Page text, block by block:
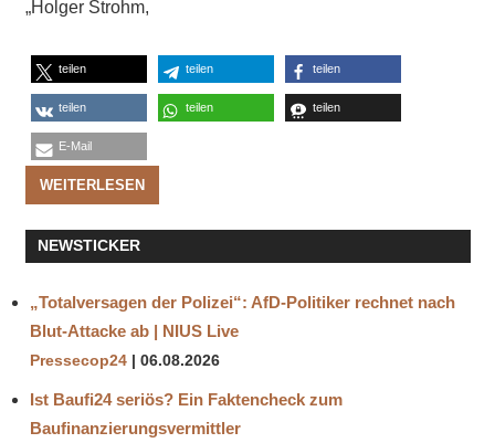
„Holger Strohm,
teilen teilen teilen
teilen teilen teilen
E-Mail
WEITERLESEN
NEWSTICKER
„Totalversagen der Polizei“: AfD-Politiker rechnet nach
Blut-Attacke ab | NIUS Live
Pressecop24 06.08.2026
Ist Baufi24 seriös? Ein Faktencheck zum
Baufinanzierungsvermittler